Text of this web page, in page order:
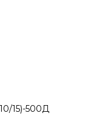
15)-500Д